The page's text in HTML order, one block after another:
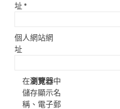
址*
個人網站網
址
在瀏覽器中
儲存顯示名
稱、電子郵